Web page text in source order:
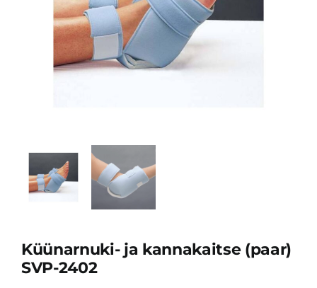
KONTAKT
KINGIIDEED
LIIKUMISABIVAHENDID
Küünarnuki- ja kannakaitse (paar)
SVP-2402